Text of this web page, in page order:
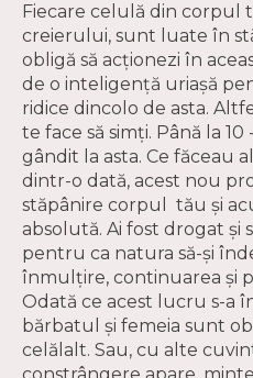
Fiecare celulă din corpul
creierului, sunt luate în
obligă să acționezi în
de o inteligență uriașă
ridice dincolo de asta.
te face să simți. Până la 10
gândit la asta. Ce făceau
dintr-o dată, acest nou
stăpânire corpul tău și
absolută. Ai fost drogat și
pentru ca natura să-și
înmulţire, continuarea și
Odată ce acest lucru s-a
bărbatul și femeia sunt
celălalt. Sau, cu alte